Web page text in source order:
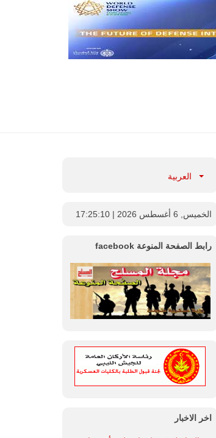
العربية
الخميس, 6 أغسطس 2026 | 17:25:11
رابط الصفحة المنوعة facebook
اخر الاخبار